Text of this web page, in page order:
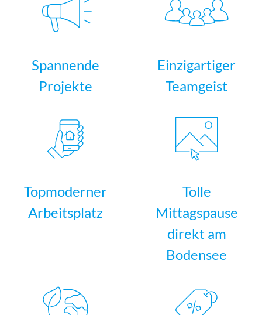
Spannende
Projekte
Einzigartiger
Teamgeist
Topmoderner
Arbeitsplatz
Tolle
Mittagspause
direkt am
Bodensee